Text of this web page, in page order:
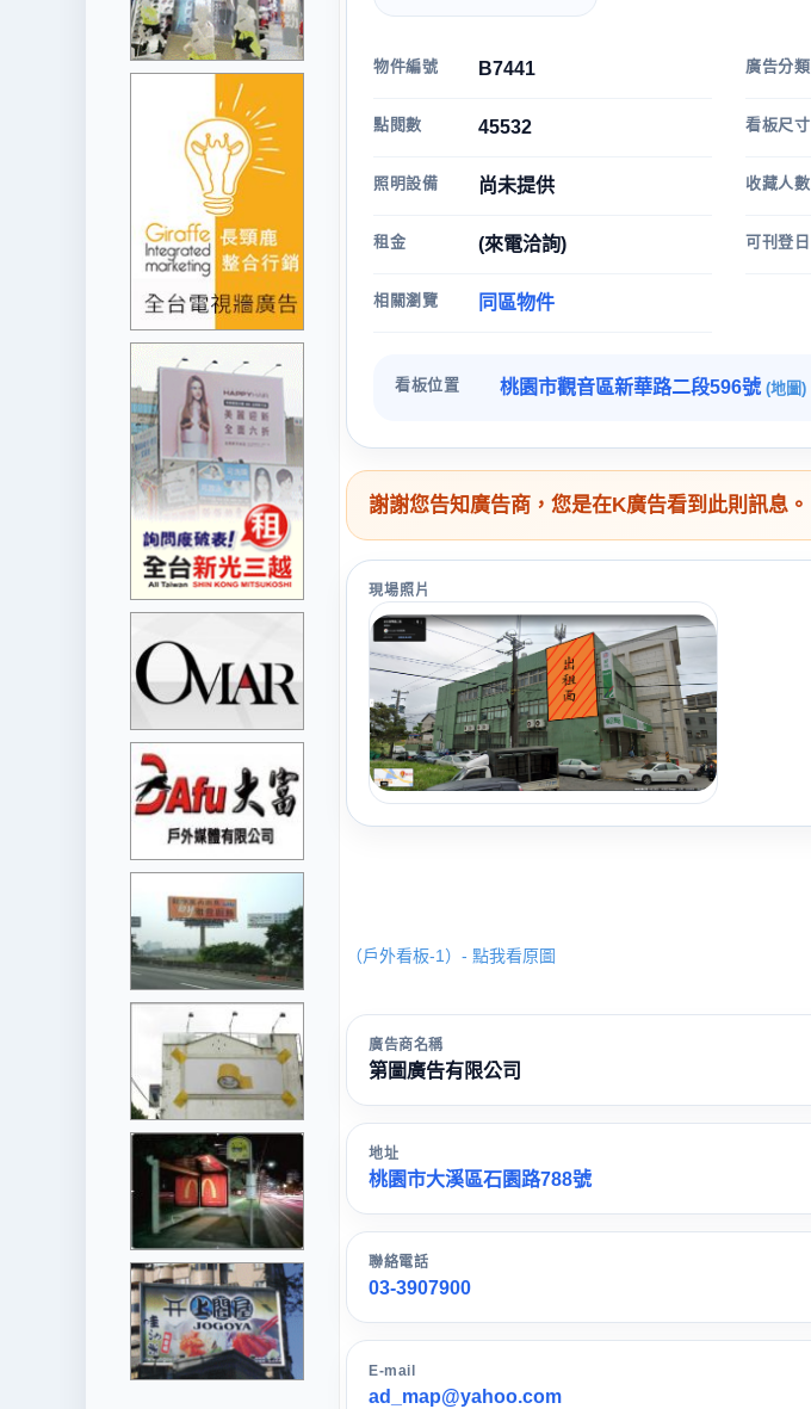
物件編號 B7441 廣告分類
點閱數 45532 看板尺寸
照明設備 尚未提供 收藏人數
租金 (來電洽詢) 可刊登日
相關瀏覽 同區物件
看板位置 桃園市觀音區新華路二段596號 (地圖)
謝謝您告知廣告商，您是在K廣告看到此則訊息。
現場照片
（戶外看板-1）- 點我看原圖
廣告商名稱
第圖廣告有限公司
地址
桃園市大溪區石園路788號
聯絡電話
03-3907900
E-mail
ad_map@yahoo.com